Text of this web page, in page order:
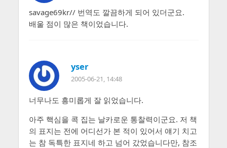
savage69kr// 번역도 깔끔하게 되어 있더군요.
배울 점이 많은 책이었습니다.
yser
2005-06-21, 14:48
너무나도 흥미롭게 잘 읽었습니다.
아주 핵심을 콕 집는 날카로운 통찰력이군요. 저 책
의 표지는 전에 어디선가 본 적이 있어서 얘기 치고
는 참 독특한 표지네 하고 넘어 갔었습니다만, 참조